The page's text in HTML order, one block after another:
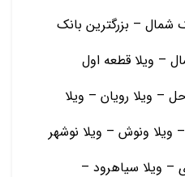
شمال – بزرگترین بانک
– ویلا قطعه اول
– ویلا رویان – ویلا
ویلا ونوش – ویلا نوشهر
– ویلا سیاهرود –